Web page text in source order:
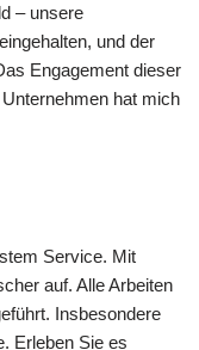
– unsere
und der
Engagement dieser
hat mich
Service. Mit
auf. Alle Arbeiten
Insbesondere
Erleben Sie es